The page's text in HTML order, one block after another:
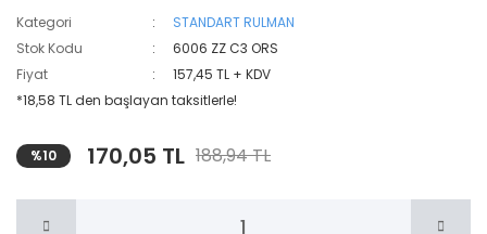
Kategori
STANDART RULMAN
Stok Kodu
6006 ZZ C3 ORS
Fiyat
157,45 TL + KDV
*18,58 TL den başlayan taksitlerle!
%10 170,05 TL 188,94 TL